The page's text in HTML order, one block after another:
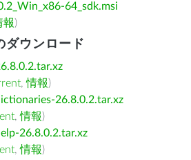
64_sdk.msi
報)
ダウンロード
,情報)
26.8.0.2.tar.xz
,情報)
26.8.0.2.tar.xz
,情報)